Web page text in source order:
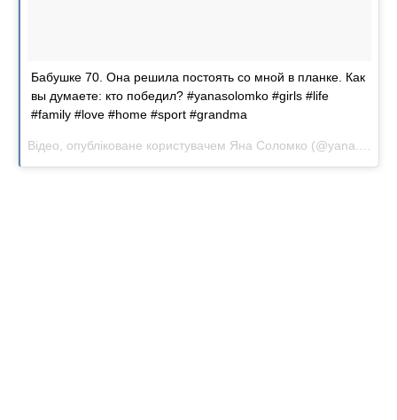
Бабушке 70. Она решила постоять со мной в планке. Как
вы думаете: кто победил? #yanasolomko #girls #life
#family #love #home #sport #grandma